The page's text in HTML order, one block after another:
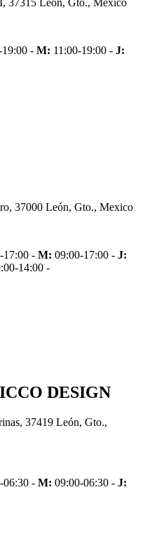
19:00 - M: 11:00-19:00 - J:
37000 León, Gto., Mexico
17:00 - M: 09:00-17:00 - J:
14:00 -
DESIGN
37419 León, Gto.,
06:30 - M: 09:00-06:30 - J: